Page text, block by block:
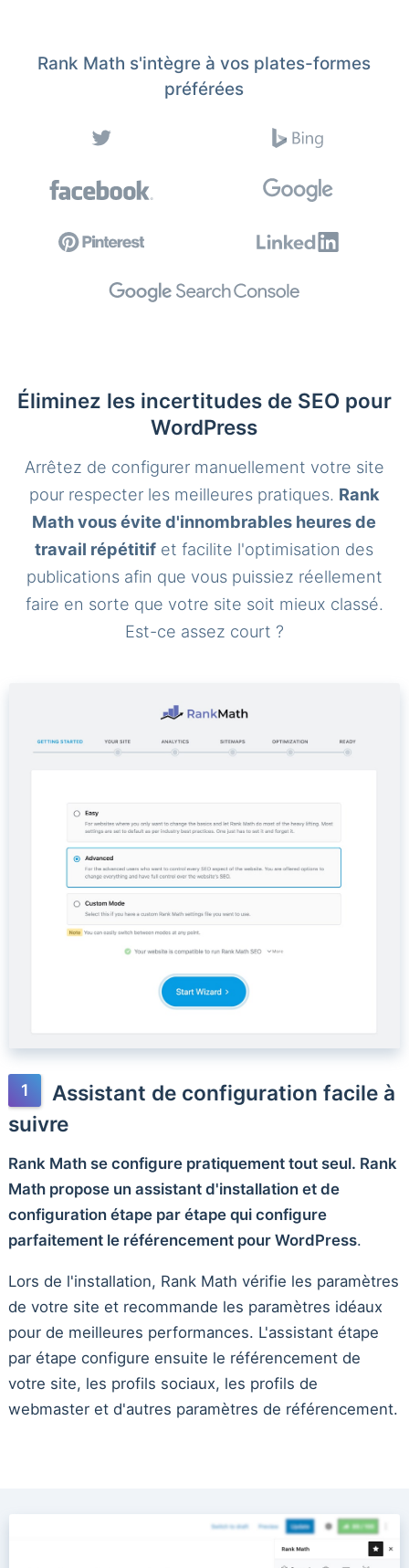
Rank Math s'intègre à vos plates-formes
préférées
Éliminez les incertitudes de SEO pour
WordPress
Arrêtez de configurer manuellement votre site
pour respecter les meilleures pratiques. Rank
Math vous évite d'innombrables heures de
travail répétitif et facilite l'optimisation des
publications afin que vous puissiez réellement
faire en sorte que votre site soit mieux classé.
Est-ce assez court ?
Assistant de configuration facile à
suivre
Rank Math se configure pratiquement tout seul. Rank
Math propose un assistant d'installation et de
configuration étape par étape qui configure
parfaitement le référencement pour WordPress.
Lors de l'installation, Rank Math vérifie les paramètres
de votre site et recommande les paramètres idéaux
pour de meilleures performances. L'assistant étape
par étape configure ensuite le référencement de
votre site, les profils sociaux, les profils de
webmaster et d'autres paramètres de référencement.